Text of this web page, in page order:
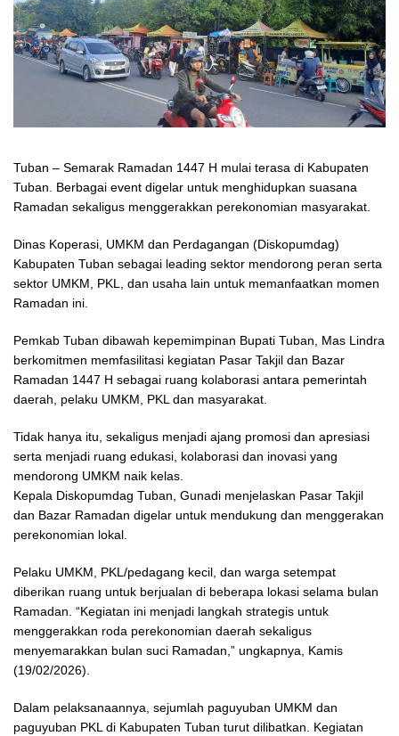
Tuban – Semarak Ramadan 1447 H mulai terasa di Kabupaten
Tuban. Berbagai event digelar untuk menghidupkan suasana
Ramadan sekaligus menggerakkan perekonomian masyarakat.
Dinas Koperasi, UMKM dan Perdagangan (Diskopumdag)
Kabupaten Tuban sebagai leading sektor mendorong peran serta
sektor UMKM, PKL, dan usaha lain untuk memanfaatkan momen
Ramadan ini.
Pemkab Tuban dibawah kepemimpinan Bupati Tuban, Mas Lindra
berkomitmen memfasilitasi kegiatan Pasar Takjil dan Bazar
Ramadan 1447 H sebagai ruang kolaborasi antara pemerintah
daerah, pelaku UMKM, PKL dan masyarakat.
Tidak hanya itu, sekaligus menjadi ajang promosi dan apresiasi
serta menjadi ruang edukasi, kolaborasi dan inovasi yang
mendorong UMKM naik kelas.
Kepala Diskopumdag Tuban, Gunadi menjelaskan Pasar Takjil
dan Bazar Ramadan digelar untuk mendukung dan menggerakan
perekonomian lokal.
Pelaku UMKM, PKL/pedagang kecil, dan warga setempat
diberikan ruang untuk berjualan di beberapa lokasi selama bulan
Ramadan. “Kegiatan ini menjadi langkah strategis untuk
menggerakkan roda perekonomian daerah sekaligus
menyemarakkan bulan suci Ramadan,” ungkapnya, Kamis
(19/02/2026).
Dalam pelaksanaannya, sejumlah paguyuban UMKM dan
paguyuban PKL di Kabupaten Tuban turut dilibatkan. Kegiatan